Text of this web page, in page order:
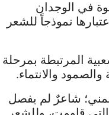
في الوجدان
نموذجاً للشعر
المرتبطة بمرحلة
والانتماء.
شاعرٌ لم يفصل